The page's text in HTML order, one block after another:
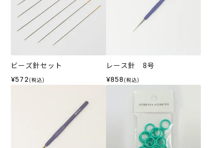
ビーズ針セット
¥572 (税込)
レース針 8号
¥858 (税込)